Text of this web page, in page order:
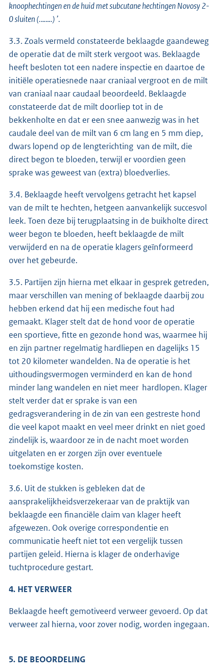
knoophechtingen en de huid met subcutane hechtingen Novosy 2-
0 sluiten (.…….) ’.
3.3. Zoals vermeld constateerde beklaagde gaandeweg
de operatie dat de milt sterk vergoot was. Beklaagde
heeft besloten tot een nadere inspectie en daartoe de
initiële operatiesnede naar craniaal vergroot en de milt
van craniaal naar caudaal beoordeeld. Beklaagde
constateerde dat de milt doorliep tot in de
bekkenholte en dat er een snee aanwezig was in het
caudale deel van de milt van 6 cm lang en 5 mm diep,
dwars lopend op de lengterichting van de milt, die
direct begon te bloeden, terwijl er voordien geen
sprake was geweest van (extra) bloedverlies.
3.4. Beklaagde heeft vervolgens getracht het kapsel
van de milt te hechten, hetgeen aanvankelijk succesvol
leek. Toen deze bij terugplaatsing in de buikholte direct
weer begon te bloeden, heeft beklaagde de milt
verwijderd en na de operatie klagers geïnformeerd
over het gebeurde.
3.5. Partijen zijn hierna met elkaar in gesprek getreden,
maar verschillen van mening of beklaagde daarbij zou
hebben erkend dat hij een medische fout had
gemaakt. Klager stelt dat de hond voor de operatie
een sportieve, fitte en gezonde hond was, waarmee hij
en zijn partner regelmatig hardliepen en dagelijks 15
tot 20 kilometer wandelden. Na de operatie is het
uithoudingsvermogen verminderd en kan de hond
minder lang wandelen en niet meer hardlopen. Klager
stelt verder dat er sprake is van een
gedragsverandering in de zin van een gestreste hond
die veel kapot maakt en veel meer drinkt en niet goed
zindelijk is, waardoor ze in de nacht moet worden
uitgelaten en er zorgen zijn over eventuele
toekomstige kosten.
3.6. Uit de stukken is gebleken dat de
aansprakelijkheidsverzekeraar van de praktijk van
beklaagde een financiële claim van klager heeft
afgewezen. Ook overige correspondentie en
communicatie heeft niet tot een vergelijk tussen
partijen geleid. Hierna is klager de onderhavige
tuchtprocedure gestart.
4. HET VERWEER
Beklaagde heeft gemotiveerd verweer gevoerd. Op dat
verweer zal hierna, voor zover nodig, worden ingegaan.
5. DE BEOORDELING